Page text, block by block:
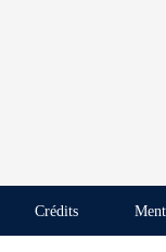
Crédits